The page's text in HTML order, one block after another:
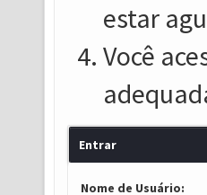
estar
Você
Entrar
Nome de Usuário: